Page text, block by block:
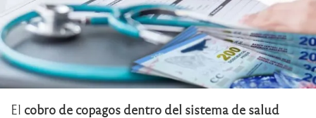
El cobro de copagos dentro del sistema de salud